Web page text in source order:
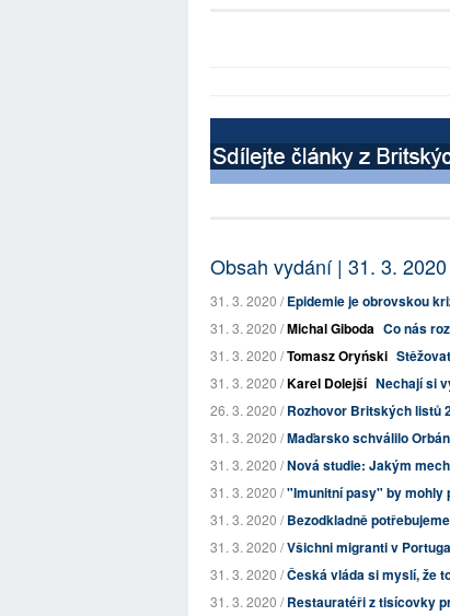
Obsah vydání | 31. 3. 2020
31. 3. 2020 /Epidemie je obrovskou
31. 3. 2020 /Michal Giboda Co nás
31. 3. 2020 /Tomasz Oryński
31. 3. 2020 /Karel Dolejší Nechají si
26. 3. 2020 /Rozhovor Britských listů
31. 3. 2020 /Maďarsko schválilo
31. 3. 2020 /Nová studie: Jakým
31. 3. 2020 /"Imunitní pasy" by mohly
31. 3. 2020 /Bezodkladně
31. 3. 2020 /Všichni migranti v
31. 3. 2020 /Česká vláda si myslí, že
31. 3. 2020 /Restauratéři z tisícovky